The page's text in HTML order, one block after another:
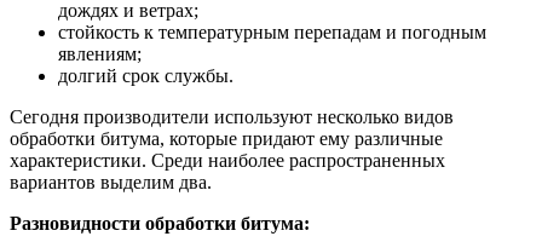
дождях и ветрах;
стойкость к температурным перепадам и погодным
явлениям;
долгий срок службы.
Сегодня производители используют несколько видов
обработки битума, которые придают ему различные
характеристики. Среди наиболее распространенных
вариантов выделим два.
Разновидности обработки битума: